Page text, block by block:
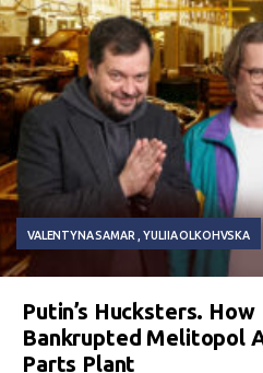
VALENTYNA SAMAR YULIIA OLKOHVSKA
Putin’s Hucksters.
Bankrupted Melitopol
Parts Plant